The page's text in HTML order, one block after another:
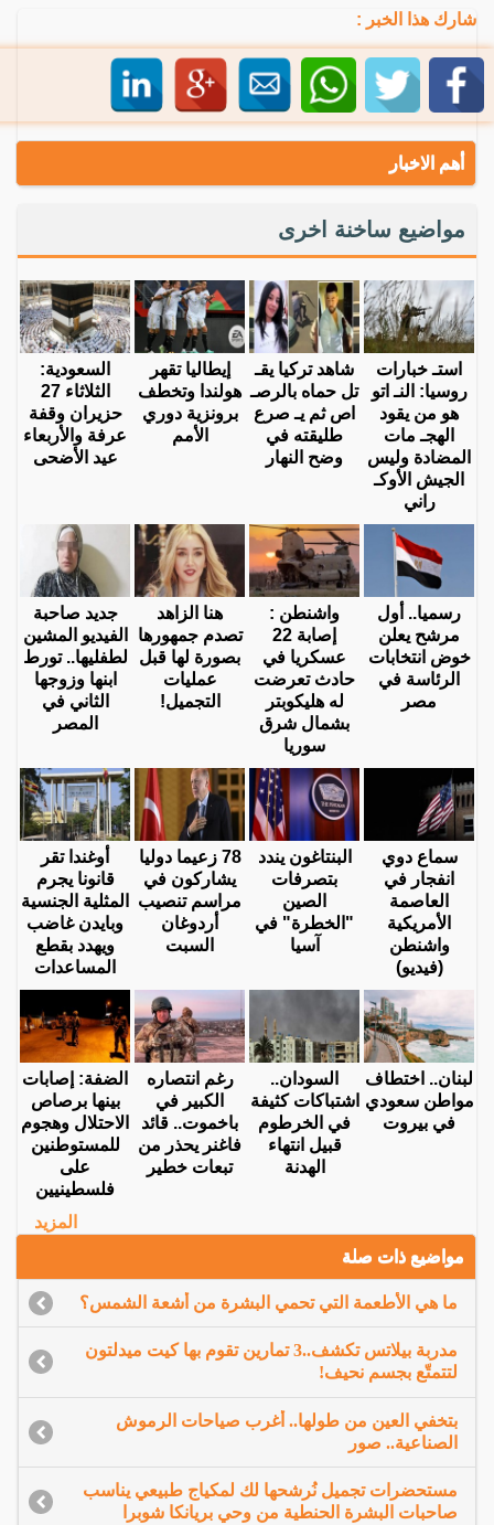
شارك هذا الخبر :
أهم الاخبار
مواضيع ساخنة اخرى
استـ خبارات
روسيا: النـ اتو
هو من يقود
الهجـ مات
المضادة وليس
الجيش الأوكـ
راني
شاهد تركيا يقـ
تل حماه بالرصـ
اص ثم يـ صرع
طليقته في
وضح النهار
إيطاليا تقهر
هولندا وتخطف
برونزية دوري
الأمم
السعودية:
الثلاثاء 27
حزيران وقفة
عرفة والأربعاء
عيد الأضحى
رسميا.. أول
مرشح يعلن
خوض انتخابات
الرئاسة في
مصر
واشنطن :
إصابة 22
عسكريا في
حادث تعرضت
له هليكوبتر
بشمال شرق
سوريا
هنا الزاهد
تصدم جمهورها
بصورة لها قبل
عمليات
التجميل!
جديد صاحبة
الفيديو المشين
لطفليها.. تورط
ابنها وزوجها
الثاني في
المصر
سماع دوي
انفجار في
العاصمة
الأمريكية
واشنطن
(فيديو)
البنتاغون يندد
بتصرفات
الصين
"الخطرة" في
آسيا
78 زعيما دوليا
يشاركون في
مراسم تنصيب
أردوغان
السبت
أوغندا تقر
قانونا يجرم
المثلية الجنسية
وبايدن غاضب
ويهدد بقطع
المساعدات
لبنان.. اختطاف
مواطن سعودي
في بيروت
السودان..
اشتباكات كثيفة
في الخرطوم
قبيل انتهاء
الهدنة
رغم انتصاره
الكبير في
باخموت.. قائد
فاغنر يحذر من
تبعات خطير
الضفة: إصابات
بينها برصاص
الاحتلال وهجوم
للمستوطنين
على
فلسطينيين
المزيد
مواضيع ذات صلة
ما هي الأطعمة التي تحمي البشرة من أشعة الشمس؟
مدربة بيلاتس تكشف..3 تمارين تقوم بها كيت ميدلتون
لتتمتّع بجسم نحيف!
بتخفي العين من طولها.. أغرب صياحات الرموش
الصناعية.. صور
مستحضرات تجميل نُرشحها لك لمكياج طبيعي يناسب
صاحبات البشرة الحنطية من وحي بريانكا شوبرا